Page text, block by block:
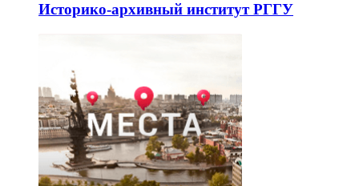
Историко-архивный институт РГГУ